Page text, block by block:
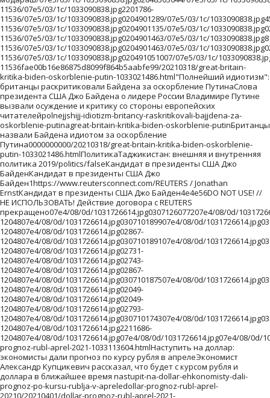
.jpg030710189107e4/08/0d/1031726614.jpg030710163507e4/08/0d/1031726614.jpg02457-1204807e4/08/0d/1031726614.jpg02731-1204807e4/08/0d/1031726614.jpg02743-1204807e4/08/0d/1031726614.jpg02867-1204807e4/08/0d/1031726614.jpg030710187507e4/08/0d/1031726614.jpg030710170107e4/08/0d/1031726614.jpg030710157507e4/08/0d/1031726614.jpg0307187143907e4/08/0d/1031726614.jpg231884-1204807e4/08/0d/1031726614.jpg02049-1204807e4/08/0d/1031726614.jpg02049-1204807e4/08/0d/1031726614.jpg02793-1204807e4/08/0d/1031726614.jpg030710174307e4/08/0d/1031726614.jpg03071-1204807e4/08/0d/1031726614.jpg2211686-1204807e4/08/0d/1031726614.jpg07e4/08/0d/1031726614.jpg07e4/08/0d/1031726614.jpg220eb70855249fb8a69d73a216058ba5/20210401/dollar-prognoz-rubl-aprel-2021-1033113604.htmlНаступить на доллар: экономисты дали прогноз по курсу рубля в апрелеЭкономист Александр Купцикевич рассказал, что будет с курсом рубля и доллара в ближайшее время nastupit-na-dollar-ehkonomisty-dali-prognoz-po-kursu-rublja-v-apreledollar-prognoz-rubl-aprel-20210/20210401/dollar-prognoz-rubl-aprel-2021-1033113604.htmlЭкономикаЭкономика Таджикистана 2019: новости сегодня/economy/<p>Экономика</p>Курс валютДенежные купюры.пять тысяча рубль евро оплата купюра валюта предметная переводы виза монеты деньги финансы экономика курс торги биржа пластиковая карта кредитка платежная американский доллар горизонталь1http://www.rian.ru/docs/about/copyright.htmlrian_photoSputnik /1Владимир ТрефиловДенежные купюры.http://visualrian.ru/images/item/6244345/07e4/09/09/1031868572.jpg0307210271539/07e4/09/09/1031868572.jpg030728561880/07e4/09/09/1031868572.jpg030723871923/07e4/09/09/1031868572.jpg45427674491991/07e4/09/09/1031868572.jpg030726541884/07e4/09/09/1031868572.jpg030721931921/07e4/09/09/1031868572.jpg74280502048/07e4/09/09/1031868572.jpg582263002048/07e4/09/09/1031868572.jpg1156252102048/07e4/09/09/1031868572.jpg0307202048/07e4/09/09/1031868572.jpg/07e4/09/09/1031868572.jpg/07e4/09/09/1031868572.jpg/07e4/09/09/1031868572.jpg1356282202048/07e4/09/09/1031868572.jpg328307202048/07e4/09/09/1031868572.jpg1158302002048/07e4/09/09/1031868572.jpg0307201930/07e4/09/09/1031868572.jpg984307202048/07e4/09/09/1031868572.jpg0307201890/07e4/09/09/1031868572.jpg0307201898/07e4/09/09/1031868572.jpg280307202048/07e4/09/09/1031868572.jpg0307202048/07e4/09/09/1031868572.jpg03072411741/07e4/09/09/1031868572.jpg1024307202048/07e4/09/09/1031868572.jpg0307201874/07e4/09/09/1031868572.jpg03072271755/07e4/09/09/1031868572.jpg030721031679/07e4/09/09/1031868572.jpg614307202048/07e4/09/09/1031868572.jpg0307201988/07e4/09/09/1031868572.jpg03072221760/07e4/09/09/1031868572.jpg03072741708/07e4/09/09/1031868572.jpg1024307202048/07e4/09/09/1031868572.jpg204307202048/07e4/09/09/1031868572.jpg03072271755/07e4/09/09/1031868572.jpg342307202048/07e4/09/09/1031868572.jpg030722151567/07e4/09/09/1031868572.jpg204307202048/07e4/09/09/1031868572.jpg168307202048/07e4/09/09/1031868572.jpg03072191763/07e4/09/09/1031868572.jpg0307225119135cd6af02856c56d1894eeffbcded65d4/20210309/velikiy-post-2021-kalendar-pitaniya-menyu-recepty-1032927846.htmlВеликий пост - 2023: календарь питания, меню и рецепты на каждый деньВеликий пост - самый главный и самый строгий пост в году. Sputnik Таджикистан сделал подборку постного меню и вкусных рецептов на каждый деньvelikijj-post--2023-kalendar-pitanija-menju-i-recepty-na-kazhdyjj-denvelikiy-post-2021-kalendar-pitaniya-menyu-recepty0000Великий пост 2023: календарь питания, меню и рецепты на каждый деньВеликий пост календарь питания рецептыВеликий пост - самый главный и самый строгий пост в году. Sputnik сделал подборку постного меню и вкусных рецептов на каждый день/20210309/velikiy-post-2021-kalendar-pitaniya-menyu-recepty-1032927846.htmlЯгодный десертЯгодный десерт, архивное фоточерника клубника сливки еда ягода сладость десерт мюсли овсяная каша овсянка зож питание здоровое витамины фруктовый салатPixabay / НЕ ИСПОЛЬЗОВАТЬ! Действие договора с Pixabay прекращено/07e5/03/02/1032927746.jpg01921463783/07e5/03/02/1032927746.jpg381123201276/07e5/03/02/1032927746.jpg01921303943/07e5/03/02/1032927746.jpg019211431103/07e5/03/02/1032927746.jpg0191501276/07e5/03/02/1032927746.jpg019212391007/07e5/03/02/1032927746.jpg01921831163/07e5/03/02/1032927746.jpg0170101276/07e5/03/02/1032927746.jpg169144501276/07e5/03/02/1032927746.jpg0192001276/07e5/03/02/1032927746.jpg/07e5/03/02/1032927746.jpg/07e5/03/02/1032927746.jpg/07e5/03/02/1032927746.jpg141144301276/07e5/03/02/1032927746.jpg0171001276/07e5/03/02/1032927746.jpg019202721116/07e5/03/02/1032927746.jpg019202021186/07e5/03/02/1032927746.jpg154143001276/07e5/03/02/1032927746.jpg154143001276/07e5/03/02/1032927746.jpg019201631225/07e5/03/02/1032927746.jpg019201041276/07e5/03/02/1032927746.jpg0174001276/07e5/03/02/1032927746.jpg01920901276/07e5/03/02/1032927746.jpg019201511237/07e5/03/02/1032927746.jpg01920941276/07e5/03/02/1032927746.jpg212137201276/07e5/03/02/